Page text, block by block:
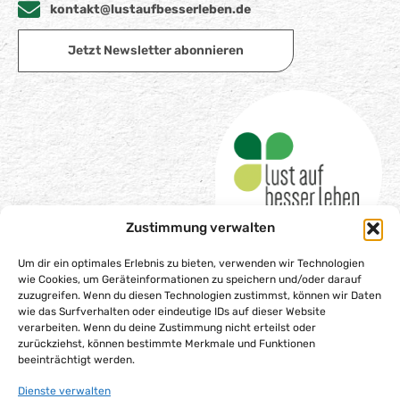
Zustimmung verwalten
Um dir ein optimales Erlebnis zu bieten, verwenden wir Technologien
wie Cookies, um Geräteinformationen zu speichern und/oder darauf
zuzugreifen. Wenn du diesen Technologien zustimmst, können wir Daten
wie das Surfverhalten oder eindeutige IDs auf dieser Website
verarbeiten. Wenn du deine Zustimmung nicht erteilst oder
zurückziehst, können bestimmte Merkmale und Funktionen
beeinträchtigt werden.
Dienste verwalten
kontakt@lustaufbesserleben.de
Jetzt Newsletter abonnieren
Impressum
Datenschutzerklärung
Barrierefreiheitserklärung